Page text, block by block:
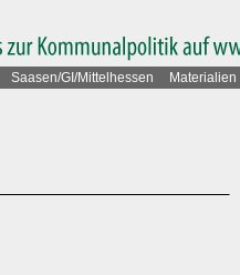
Saasen/GI/Mittelhessen Materialien